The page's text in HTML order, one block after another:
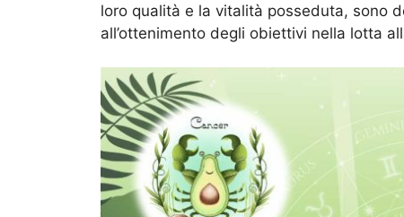
loro qualità e la vitalità posseduta, sono
all’ottenimento degli obiettivi nella lotta